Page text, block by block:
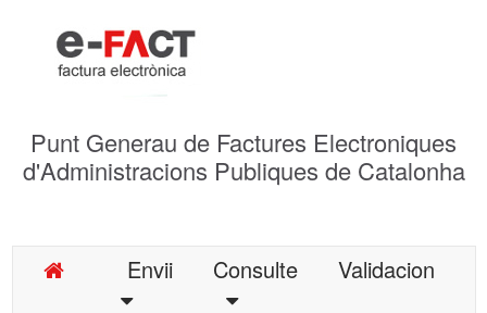
Punt Generau de Factures Electroniques
d'Administracions Publiques de Catalonha
Envii Consulte
Validacion